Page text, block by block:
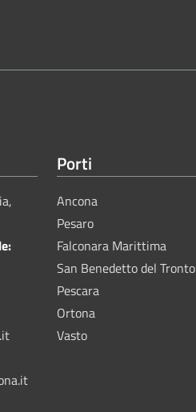
Porti
Ancona
Pesaro
Falconara Marittima
San Benedetto del Tronto
Pescara
Ortona
Vasto